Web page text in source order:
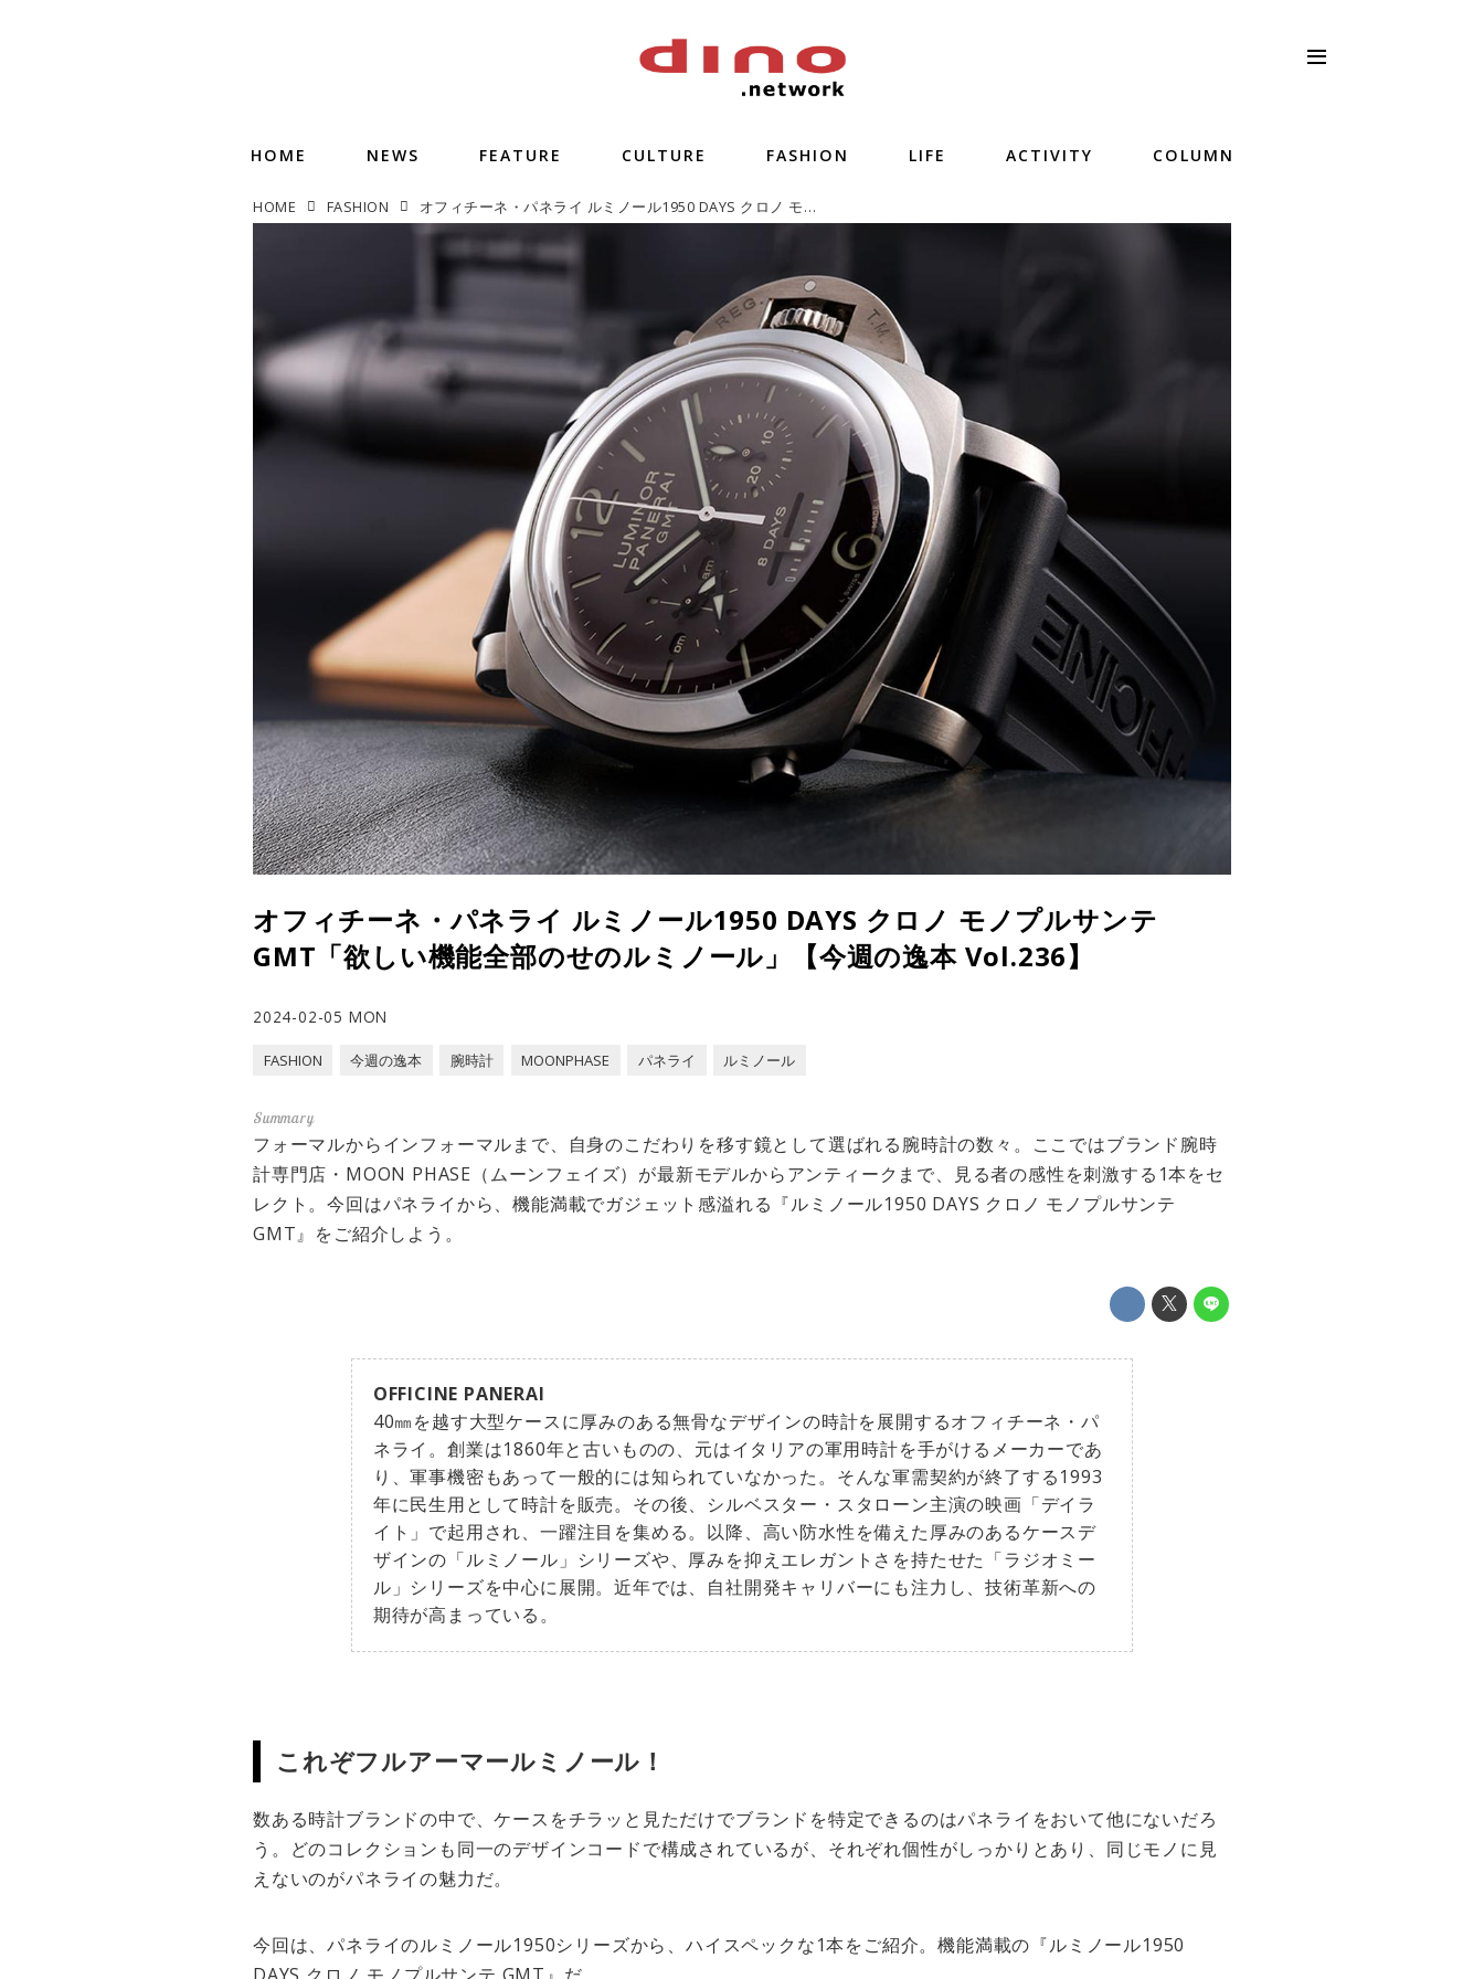
HOME NEWS FEATURE CULTURE FASHION LIFE ACTIVITY COLUMN
HOME FASHION オフィチーネ・パネライ ルミノール1950 DAYS クロノ モノプルサンテ GMT「欲しい機能全部のせのルミノール」【今週の逸本 Vol.236】
オフィチーネ・パネライ ルミノール1950 DAYS クロノ モノプルサンテ
GMT「欲しい機能全部のせのルミノール」【今週の逸本 Vol.236】
2024-02-05 MON
FASHION 今週の逸本 腕時計 MOONPHASE パネライ ルミノール
フォーマルからインフォーマルまで、自身のこだわりを移す鏡として選ばれる腕時計の数々。ここではブランド腕時
計専門店・MOON PHASE（ムーンフェイズ）が最新モデルからアンティークまで、見る者の感性を刺激する1本をセ
レクト。今回はパネライから、機能満載でガジェット感溢れる『ルミノール1950 DAYS クロノ モノプルサンテ
GMT』をご紹介しよう。
OFFICINE PANERAI
40㎜を越す大型ケースに厚みのある無骨なデザインの時計を展開するオフィチーネ・パ
ネライ。創業は1860年と古いものの、元はイタリアの軍用時計を手がけるメーカーであ
り、軍事機密もあって一般的には知られていなかった。そんな軍需契約が終了する1993
年に民生用として時計を販売。その後、シルベスター・スタローン主演の映画「デイラ
イト」で起用され、一躍注目を集める。以降、高い防水性を備えた厚みのあるケースデ
ザインの「ルミノール」シリーズや、厚みを抑えエレガントさを持たせた「ラジオミー
ル」シリーズを中心に展開。近年では、自社開発キャリバーにも注力し、技術革新への
期待が高まっている。
これぞフルアーマールミノール！
数ある時計ブランドの中で、ケースをチラッと見ただけでブランドを特定できるのはパネライをおいて他にないだろ
う。どのコレクションも同一のデザインコードで構成されているが、それぞれ個性がしっかりとあり、同じモノに見
えないのがパネライの魅力だ。
今回は、パネライのルミノール1950シリーズから、ハイスペックな1本をご紹介。機能満載の『ルミノール1950